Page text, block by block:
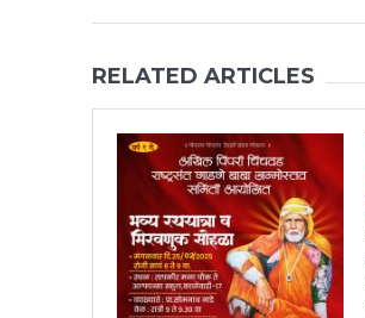
RELATED ARTICLES